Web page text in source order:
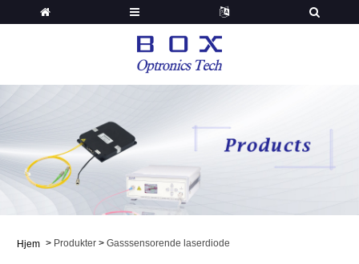
Hjem > Produkter > Gasssensorende laserdiode